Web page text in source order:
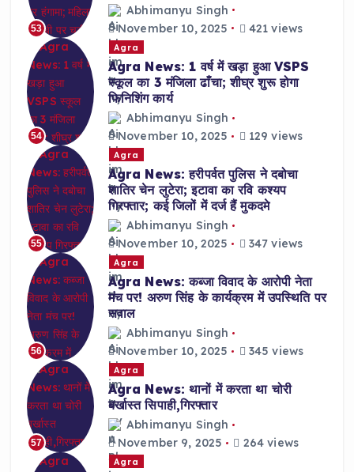
53
Abhimanyu Singh
November 10, 2025
421 views
54
Agra
Agra News: 1 वर्ष में खड़ा हुआ VSPS
स्कूल का 3 मंजिला ढाँचा; शीघ्र शुरू होगा
फिनिशिंग कार्य
Abhimanyu Singh
November 10, 2025
129 views
55
Agra
Agra News: हरीपर्वत पुलिस ने दबोचा
शातिर चेन लुटेरा; इटावा का रवि कश्यप
गिरफ्तार; कई जिलों में दर्ज हैं मुकदमे
Abhimanyu Singh
November 10, 2025
347 views
56
Agra
Agra News: कब्जा विवाद के आरोपी नेता
मंच पर! अरुण सिंह के कार्यक्रम में उपस्थिति पर
सवाल
Abhimanyu Singh
November 10, 2025
345 views
57
Agra
Agra News: थानों में करता था चोरी
बर्खास्त सिपाही,गिरफ्तार
Abhimanyu Singh
November 9, 2025
264 views
Agra